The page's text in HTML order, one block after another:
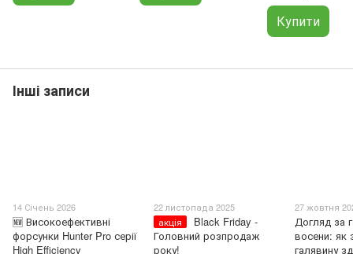
Купити
Інші записи
14 Січень 2026
🆕 Високоефективні
форсунки Hunter Pro серії
High Efficiency
22 листопада 2025
акція
Black Friday -
Головний розпродаж
року!
27 жовтня
Догляд за
восени: як
галявину